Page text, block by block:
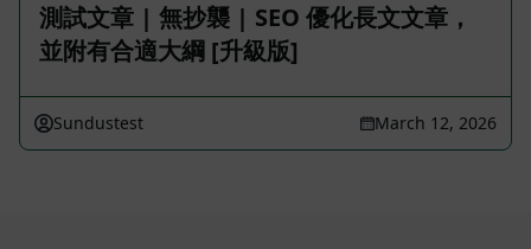
測試文章 | 無抄襲 | SEO 優化長文文章，
並附有合適大綱 [升級版]
Sundustest March 12, 2026